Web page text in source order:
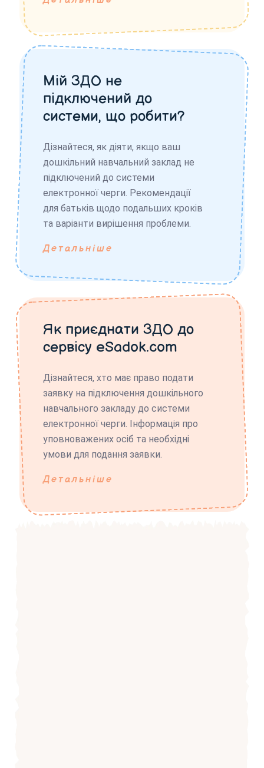
Мій ЗДО не
підключений до
системи, що робити?
Дізнайтеся, як діяти, якщо ваш
дошкільний навчальний заклад не
підключений до системи
електронної черги. Рекомендації
для батьків щодо подальших кроків
та варіанти вирішення проблеми.
Детальніше
Як приєднати ЗДО до
сервісу eSadok.com
Дізнайтеся, хто має право подати
заявку на підключення дошкільного
навчального закладу до системи
електронної черги. Інформація про
уповноважених осіб та необхідні
умови для подання заявки.
Детальніше